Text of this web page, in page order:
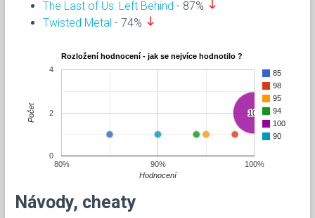
The Last of Us: Left Behind - 87% south
Twisted Metal - 74% south
Rozložení hodnocení - jak se nejvíce hodnotilo ?
85
98
95
94
100
90
100
100
80% 90% 100%
0
2
4
Hodnocení
Počet
Návody, cheaty